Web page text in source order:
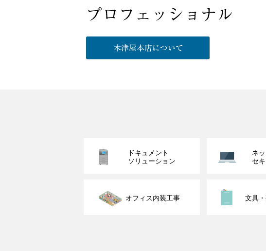
ドキュメント
ソリューション
ネ
セ
オフィス内装工事 文具